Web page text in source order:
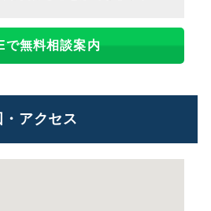
で無料相談案内
アクセス